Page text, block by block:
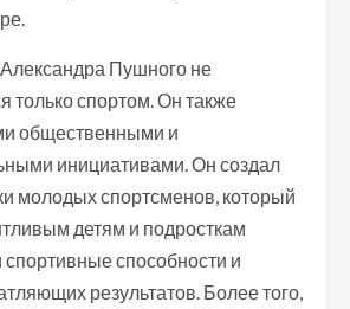
Пушного не
только спортом. Он также
общественными и
инициативами. Он создал
молодых спортсменов, который
детям и подросткам
спортивные способности и
результатов. Более того,